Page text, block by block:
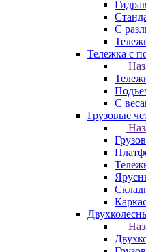
С
Тележка с
С
Грузовые